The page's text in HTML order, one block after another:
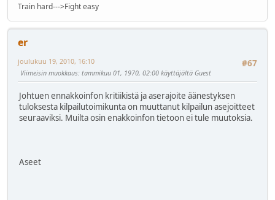
Train hard--->Fight easy
er
#67
joulukuu 19, 2010, 16:10
Viimeisin muokkaus: tammikuu 01, 1970, 02:00 käyttäjältä Guest
Johtuen ennakkoinfon kritiikistä ja aserajoite äänestyksen
tuloksesta kilpailutoimikunta on muuttanut kilpailun asejoitteet
seuraaviksi. Muilta osin enakkoinfon tietoon ei tule muutoksia.
Aseet